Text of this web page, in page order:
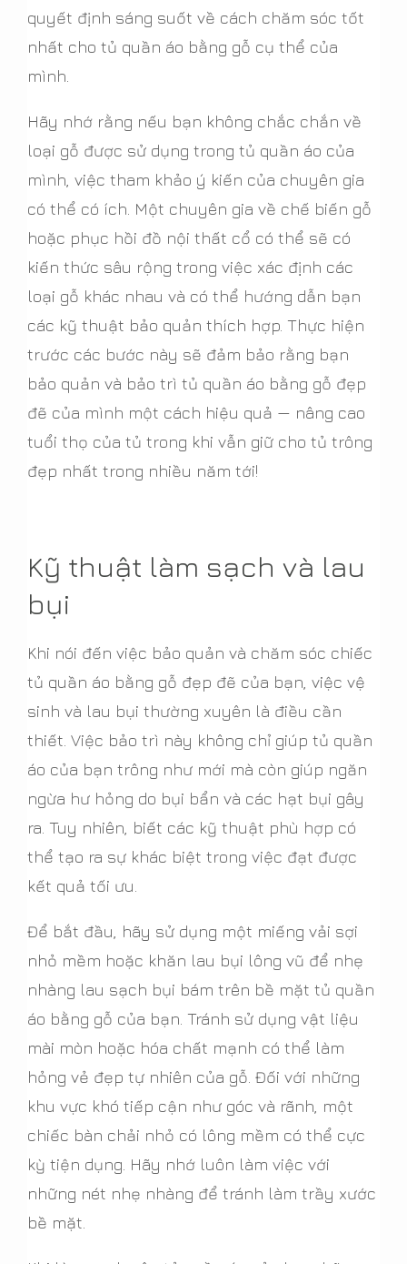
quyết định sáng suốt về cách chăm sóc tốt
nhất cho tủ quần áo bằng gỗ cụ thể của
mình.
Hãy nhớ rằng nếu bạn không chắc chắn về
loại gỗ được sử dụng trong tủ quần áo của
mình, việc tham khảo ý kiến của chuyên gia
có thể có ích. Một chuyên gia về chế biến gỗ
hoặc phục hồi đồ nội thất cổ có thể sẽ có
kiến thức sâu rộng trong việc xác định các
loại gỗ khác nhau và có thể hướng dẫn bạn
các kỹ thuật bảo quản thích hợp. Thực hiện
trước các bước này sẽ đảm bảo rằng bạn
bảo quản và bảo trì tủ quần áo bằng gỗ đẹp
đẽ của mình một cách hiệu quả — nâng cao
tuổi thọ của tủ trong khi vẫn giữ cho tủ trông
đẹp nhất trong nhiều năm tới!
Kỹ thuật làm sạch và lau
bụi
Khi nói đến việc bảo quản và chăm sóc chiếc
tủ quần áo bằng gỗ đẹp đẽ của bạn, việc vệ
sinh và lau bụi thường xuyên là điều cần
thiết. Việc bảo trì này không chỉ giúp tủ quần
áo của bạn trông như mới mà còn giúp ngăn
ngừa hư hỏng do bụi bẩn và các hạt bụi gây
ra. Tuy nhiên, biết các kỹ thuật phù hợp có
thể tạo ra sự khác biệt trong việc đạt được
kết quả tối ưu.
Để bắt đầu, hãy sử dụng một miếng vải sợi
nhỏ mềm hoặc khăn lau bụi lông vũ để nhẹ
nhàng lau sạch bụi bám trên bề mặt tủ quần
áo bằng gỗ của bạn. Tránh sử dụng vật liệu
mài mòn hoặc hóa chất mạnh có thể làm
hỏng vẻ đẹp tự nhiên của gỗ. Đối với những
khu vực khó tiếp cận như góc và rãnh, một
chiếc bàn chải nhỏ có lông mềm có thể cực
kỳ tiện dụng. Hãy nhớ luôn làm việc với
những nét nhẹ nhàng để tránh làm trầy xước
bề mặt.